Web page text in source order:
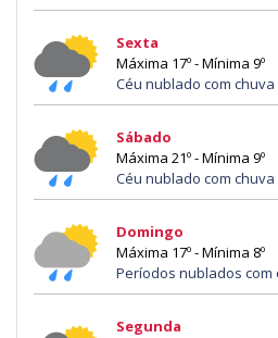
Sexta
Máxima 17º - Mínima 9º
Céu nublado com
Sábado
Máxima 21º - Mínima 9º
Céu nublado com
Domingo
Máxima 17º - Mínima 8º
Períodos nublados com
Segunda